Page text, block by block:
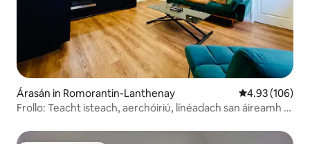
Árasán in Romorantin-Lanthenay Meánrátáil
4.93 (106)
Frollo: Teacht isteach, aerchóiriú, línéadach san áireamh -